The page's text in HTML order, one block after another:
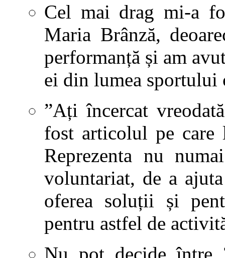
Cel mai drag mi-a
Maria Brânză,
performanță și am
ei din lumea
”Ați încercat
fost articolul pe
Reprezenta nu
voluntariat, de a
oferea soluții și
pentru astfel de
Nu pot decide între